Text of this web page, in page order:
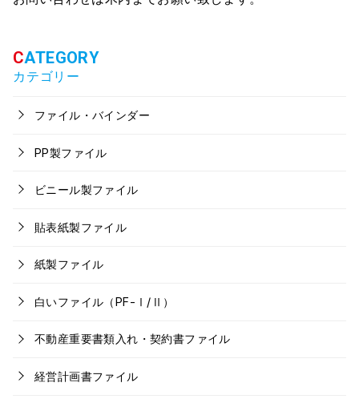
カテゴリー
ファイル・バインダー
PP製ファイル
ビニール製ファイル
貼表紙製ファイル
紙製ファイル
白いファイル（PF-Ⅰ/Ⅱ）
不動産重要書類入れ・契約書ファイル
経営計画書ファイル